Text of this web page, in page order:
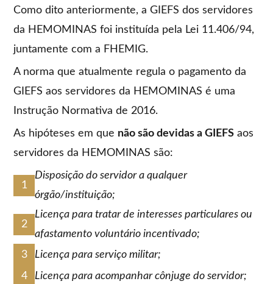
Como dito anteriormente, a GIEFS dos servidores
da HEMOMINAS foi instituída pela Lei 11.406/94,
juntamente com a FHEMIG.
A norma que atualmente regula o pagamento da
GIEFS aos servidores da HEMOMINAS é uma
Instrução Normativa de 2016.
As hipóteses em que não são devidas a GIEFS aos
servidores da HEMOMINAS são:
Disposição do servidor a qualquer
órgão/instituição;
Licença para tratar de interesses particulares ou
afastamento voluntário incentivado;
Licença para serviço militar;
Licença para acompanhar cônjuge do servidor;